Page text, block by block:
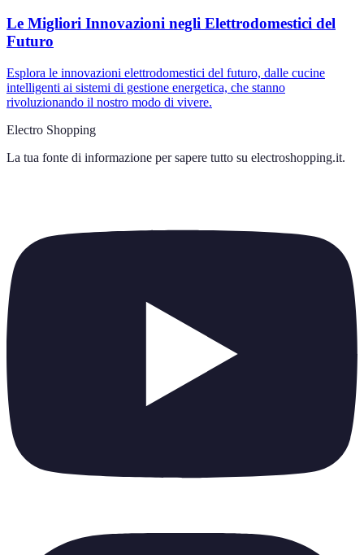
Le Migliori Innovazioni negli Elettrodomestici del
Futuro
Esplora le innovazioni elettrodomestici del futuro, dalle cucine
intelligenti ai sistemi di gestione energetica, che stanno
rivoluzionando il nostro modo di vivere.
Electro Shopping
La tua fonte di informazione per sapere tutto su electroshopping.it.